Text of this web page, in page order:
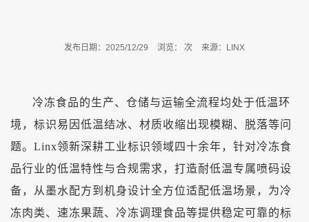
发布日期：2025/12/29 浏览： 次 来源：LINX
冷冻食品的生产、仓储与运输全流程均处于低温环
境，标识易因低温结冰、材质收缩出现模糊、脱落等问
题。 Linx领新深耕工业标识领域四十余年，针对冷冻食
品行业的低温特性与合规需求，打造耐低温专属喷码设
备，从墨水配方到机身设计全方位适配低温场景，为冷
冻肉类、速冻果蔬、冷冻调理食品等提供稳定可靠的标